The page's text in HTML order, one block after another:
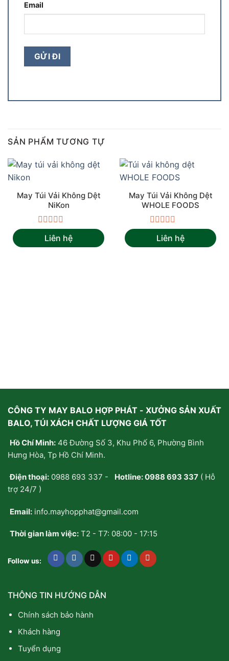
Email
SẢN PHẨM TƯƠNG TỰ
May Túi Vải Không Dệt
NiKon
Được
xếp
hạng
Liên hệ
May Túi Vải Không Dệt
WHOLE FOODS
Được
xếp
hạng
Liên hệ
CÔNG TY MAY BALO HỢP PHÁT - XƯỞNG SẢN XUẤT
BALO, TÚI XÁCH CHẤT LƯỢNG GIÁ TỐT
Hồ Chí Minh: 46 Đường Số 3, Khu Phố 6, Phường Bình
Hưng Hòa, Tp Hồ Chí Minh.
Điện thoại: 0988 693 337 - Hotline:0988 693 337 ( Hỗ
trợ 24/7 )
Email: info.mayhopphat@gmail.com
Thời gian làm việc: T2 - T7: 08:00 - 17:15
Follow us:
THÔNG TIN HƯỚNG DẪN
Chính sách bảo hành
Khách hàng
Tuyển dụng